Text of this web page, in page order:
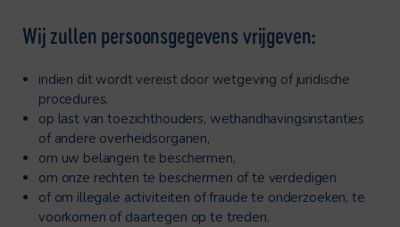
Wij zullen persoonsgegevens vrijgeven:
indien dit wordt vereist door wetgeving of juridische
procedures,
op last van toezichthouders, wethandhavingsinstanties
of andere overheidsorganen,
om uw belangen te beschermen,
om onze rechten te beschermen of te verdedigen
of om illegale activiteiten of fraude te onderzoeken, te
voorkomen of daartegen op te treden.